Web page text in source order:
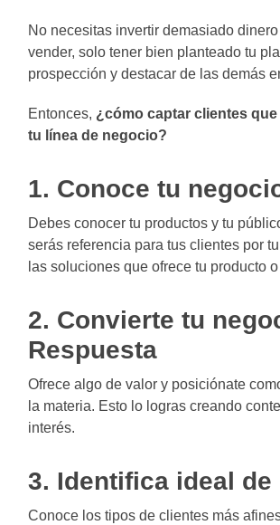
No necesitas invertir demasiado
vender, solo tener bien planteado tu
prospección y destacar de las demás
Entonces, ¿cómo captar clientes
tu línea de negocio?
1. Conoce tu
Debes conocer tu productos y tu
serás referencia para tus clientes por
las soluciones que ofrece tu producto
2. Convierte tu
Respuesta
Ofrece algo de valor y posiciónate
la materia. Esto lo logras creando
interés.
3. Identifica ideal de
Conoce los tipos de clientes más